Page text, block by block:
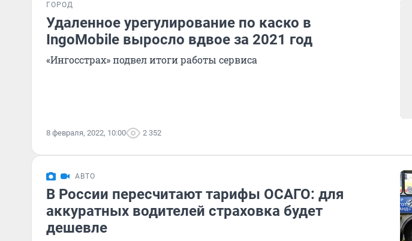
ГОРОД
Удаленное урегулирование по каско в
IngoMobile выросло вдвое за 2021 год
«Ингосстрах» подвел итоги работы сервиса
8 февраля, 2022, 10:00 2 352
АВТО
В России пересчитают тарифы ОСАГО: для
аккуратных водителей страховка будет
дешевле